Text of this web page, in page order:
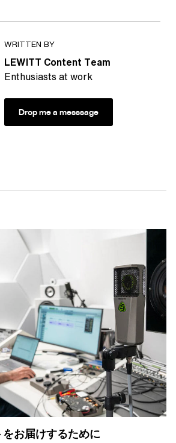
WRITTEN BY
LEWITT Content Team
Enthusiasts at work
Drop me a messsage
お届けするために